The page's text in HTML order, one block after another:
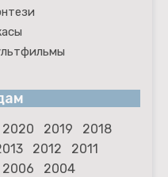
2020 2019
2018
2012
2011
2006 2004